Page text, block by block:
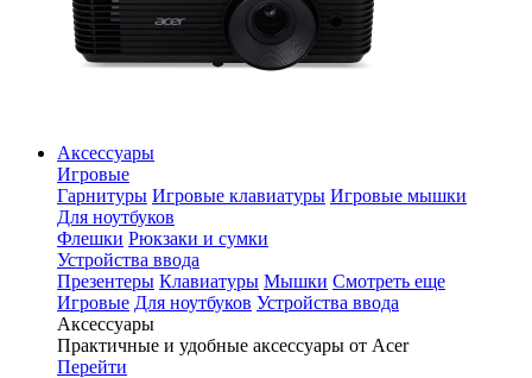
Аксессуары
Игровые
Гарнитуры Игровые клавиатуры Игровые мышки
Для ноутбуков
Флешки Рюкзаки и сумки
Устройства ввода
Презентеры Клавиатуры Мышки Смотреть еще
Игровые Для ноутбуков Устройства ввода
Аксессуары
Практичные и удобные аксессуары от Acer
Перейти